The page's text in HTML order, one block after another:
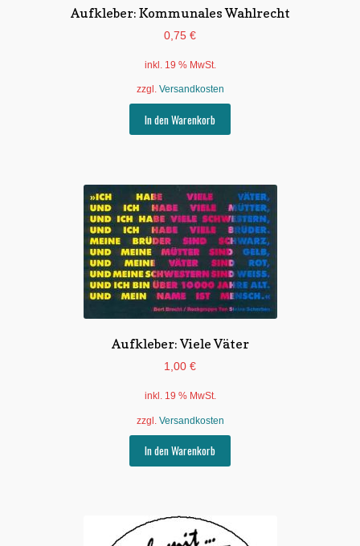
Aufkleber: Kommunales Wahlrecht
0,75 €
inkl. 19 % MwSt.
zzgl. Versandkosten
In den Warenkorb
Aufkleber: Viele Väter
1,00 €
inkl. 19 % MwSt.
zzgl. Versandkosten
In den Warenkorb